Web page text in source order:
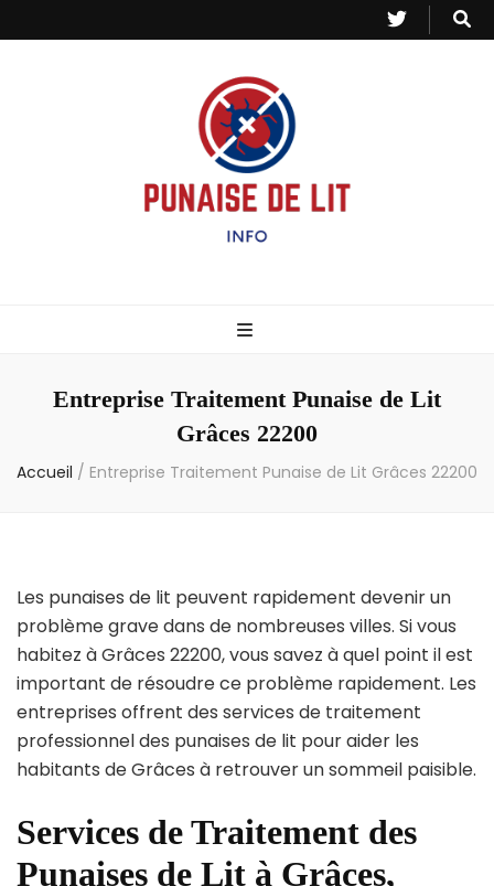
– Info
Entreprise Traitement Punaise de Lit
Grâces 22200
Accueil / Entreprise Traitement Punaise de Lit Grâces 22200
Les punaises de lit peuvent rapidement devenir un
problème grave dans de nombreuses villes. Si vous
habitez à Grâces 22200, vous savez à quel point il est
important de résoudre ce problème rapidement. Les
entreprises offrent des services de traitement
professionnel des punaises de lit pour aider les
habitants de Grâces à retrouver un sommeil paisible.
Services de Traitement des
Punaises de Lit à Grâces,